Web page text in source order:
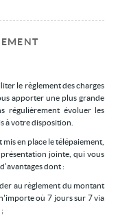
le règlement des charges
apporter une plus grande
régulièrement évoluer les
à votre disposition.
en place le télépaiement,
jointe, qui vous
dont :
au règlement du montant
où 7 jours sur 7 via